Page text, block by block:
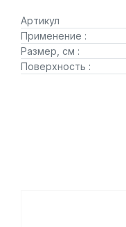
Артикул
Применение :
Размер, см :
Поверхность :